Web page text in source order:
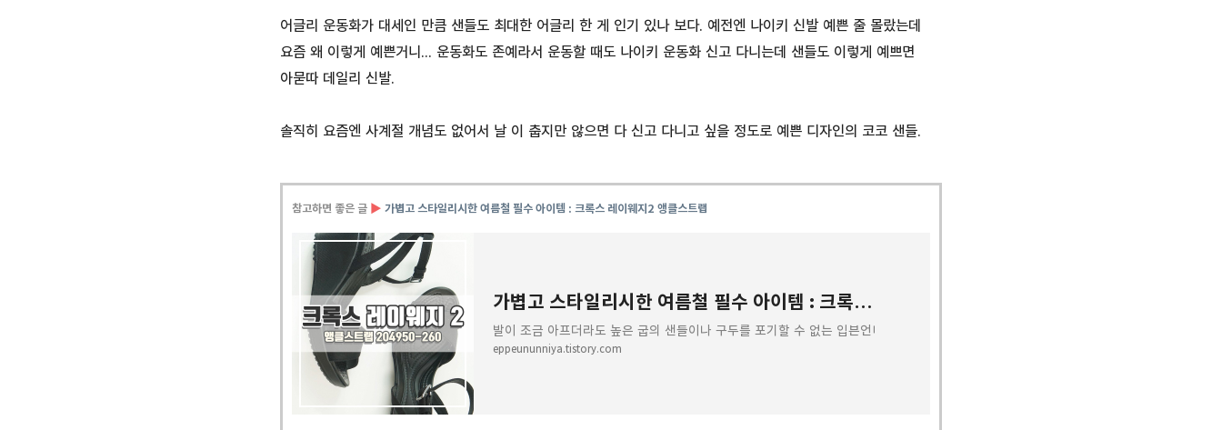
어글리 운동화가 대세인 만큼 샌들도 최대한 어글리 한 게 인기 있나 보다. 예전엔 나이키 신발 예쁜 줄 몰랐는데
요즘 왜 이렇게 예쁜거니... 운동화도 존예라서 운동할 때도 나이키 운동화 신고 다니는데 샌들도 이렇게 예쁘면
아묻따 데일리 신발.
솔직히 요즘엔 사계절 개념도 없어서 날 이 춥지만 않으면 다 신고 다니고 싶을 정도로 예쁜 디자인의 코코 샌들.
참고하면 좋은 글 ▶ 가볍고 스타일리시한 여름철 필수 아이템 : 크록스 레이웨지2 앵클스트랩
가볍고 스타일리시한 여름철 필수 아이템 : 크록스 레이웨지2 앵클스트랩
발이 조금 아프더라도 높은 굽의 샌들이나 구두를 포기할 수 없는 입븐언니. 심지어 덥고 습한 여름철엔 왠지 운동화뿐만 아니라 양말조차
eppeununniya.tistory.com